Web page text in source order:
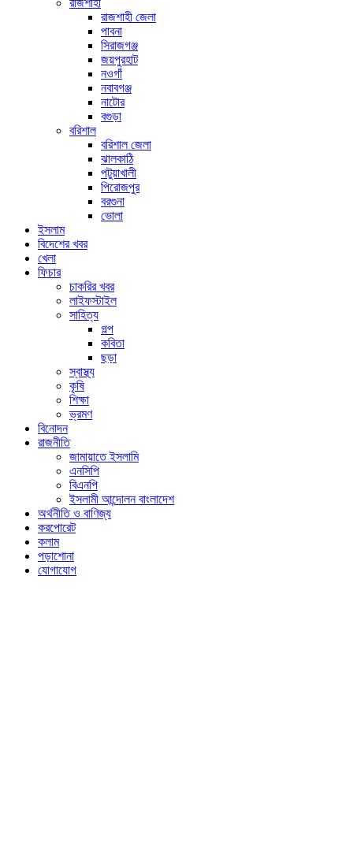
রাজশাহী
রাজশাহী জেলা
পাবনা
সিরাজগঞ্জ
জয়পুরহাট
নওগাঁ
নবাবগঞ্জ
নাটোর
বগুড়া
বরিশাল
বরিশাল জেলা
ঝালকাঠি
পটুয়াখালী
পিরোজপুর
বরগুনা
ভোলা
ইসলাম
বিদেশের খবর
খেলা
ফিচার
চাকরির খবর
লাইফস্টাইল
সাহিত্য
গল্প
কবিতা
ছড়া
স্বাস্থ্য
কৃষি
শিক্ষা
ভ্রমণ
বিনোদন
রাজনীতি
জামায়াতে ইসলামি
এনসিপি
বিএনপি
ইসলামী আন্দোলন বাংলাদেশ
অর্থনীতি ও বাণিজ্য
করপোরেট
কলাম
পড়াশোনা
যোগাযোগ